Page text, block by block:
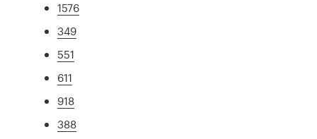
1576
349
551
611
918
388